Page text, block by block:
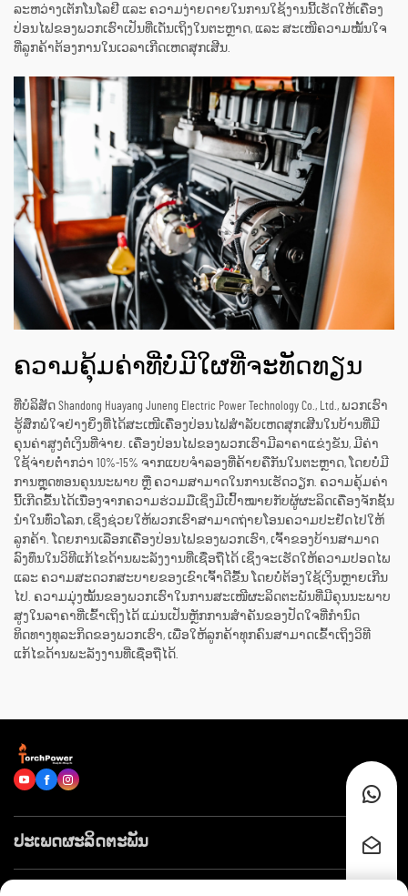
ລະຫວ່າງເຕັກໂນໂລຢີ ແລະ ຄວາມງ່າຍດາຍໃນການໃຊ້ງານນີ້ເຮັດໃຫ້ເຄື່ອງ
ປ່ອນໄຟຂອງພວກເຮົາເປັນທີ່ເດັ່ນເຖິງໃນຕະຫຼາດ, ແລະ ສະເໜີຄວາມໝັ້ນໃຈ
ທີ່ລູກຄ້າຕ້ອງການໃນເວລາເກີດເຫດສຸກເສີນ.
ຄວາມຄຸ້ມຄ່າທີ່ບໍ່ມີໃຜທີ່ຈະທັດທຽນ
ທີ່ບໍລິສັດ Shandong Huayang Juneng Electric Power Technology Co., Ltd., ພວກເຮົາ
ຮູ້ສຶກພໍໃຈຢ່າງຍິ່ງທີ່ໄດ້ສະເໜີເຄື່ອງປ່ອນໄຟສຳລັບເຫດສຸກເສີນໃນບ້ານທີ່ມີ
ຄຸນຄ່າສູງຕໍ່ເງິນທີ່ຈ່າຍ. ເຄື່ອງປ່ອນໄຟຂອງພວກເຮົາມີລາຄາແຂ່ງຂັນ, ມີຄ່າ
ໃຊ້ຈ່າຍຕໍ່າກວ່າ 10%-15% ຈາກແບບຈຳລອງທີ່ຄ້າຍຄືກັນໃນຕະຫຼາດ, ໂດຍບໍ່ມີ
ການຫຼຸດທອນຄຸນນະພາບ ຫຼື ຄວາມສາມາດໃນການເຮັດວຽກ. ຄວາມຄຸ້ມຄ່າ
ນີ້ເກີດຂື້ນໄດ້ເນື່ອງຈາກຄວາມຮ່ວມມືເຊິ່ງມີເປົ້າໝາຍກັບຜູ້ຜະລິດເຄື່ອງຈັກຊັ້ນ
ນຳໃນທົ່ວໂລກ, ເຊິ່ງຊ່ວຍໃຫ້ພວກເຮົາສາມາດຖ່າຍໂອນຄວາມປະຢັດໄປໃຫ້
ລູກຄ້າ. ໂດຍການເລືອກເຄື່ອງປ່ອນໄຟຂອງພວກເຮົາ, ເຈົ້າຂອງບ້ານສາມາດ
ລົງທຶນໃນວິທີແກ້ໄຂດ້ານພະລັງງານທີ່ເຊື່ອຖືໄດ້ ເຊິ່ງຈະເຮັດໃຫ້ຄວາມປອດໄພ
ແລະ ຄວາມສະດວກສະບາຍຂອງເຂົາເຈົ້າດີຂື້ນ ໂດຍບໍ່ຕ້ອງໃຊ້ເງິນຫຼາຍເກີນ
ໄປ. ຄວາມມຸ່ງໝັ້ນຂອງພວກເຮົາໃນການສະເໜີຜະລິດຕະພັນທີ່ມີຄຸນນະພາບ
ສູງໃນລາຄາທີ່ເຂົ້າເຖິງໄດ້ ແມ່ນເປັນຫຼັກການສຳຄັນຂອງປັດໃຈທີ່ກຳນົດ
ທິດທາງທຸລະກິດຂອງພວກເຮົາ, ເພື່ອໃຫ້ລູກຄ້າທຸກຄົນສາມາດເຂົ້າເຖິງວິທີ
ແກ້ໄຂດ້ານພະລັງງານທີ່ເຊື່ອຖືໄດ້.
ປະເພດຜະລິດຕະພັນ